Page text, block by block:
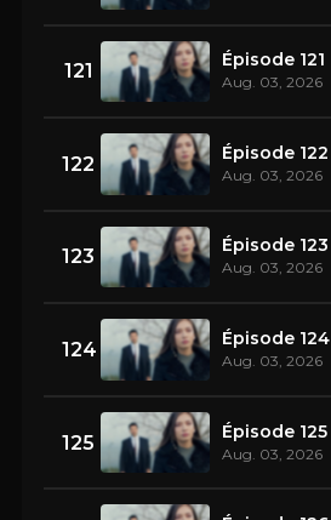
121 Épisode 121
Aug. 03, 2026
122 Épisode 122
Aug. 03, 2026
123 Épisode 123
Aug. 03, 2026
124 Épisode 124
Aug. 03, 2026
125 Épisode 125
Aug. 03, 2026